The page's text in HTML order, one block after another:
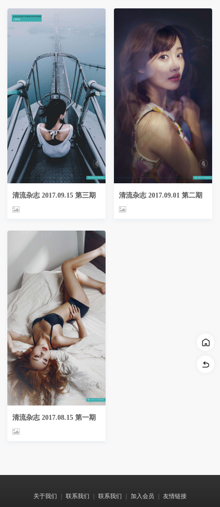
清流杂志 2017.09.15 第三期
清流杂志 2017.08.15 第一期
清流杂志 2017.09.01 第二期
关于我们 联系我们 联系我们 加入会员 友情链接